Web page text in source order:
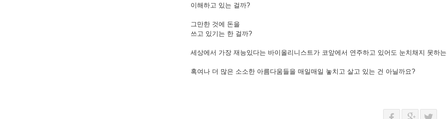
이해하고 있는 걸까?
그만한 것에 돈을
쓰고 있기는 한 걸까?
세상에서 가장 재능있다는 바이올리니스트가 코앞에서 연주하고 있어도 눈치채지 못하
혹여나 더 많은 소소한 아름다움들을 매일매일 놓치고 살고 있는 건 아닐까요?